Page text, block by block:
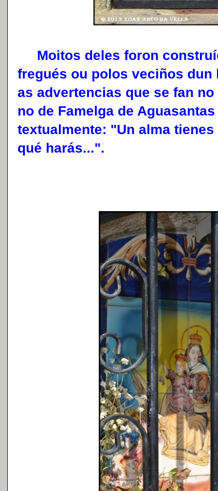
Moitos deles foron
fregués ou polos veciños dun
as advertencias que se fan
no de Famelga de
textualmente: "Un alma
qué harás...".